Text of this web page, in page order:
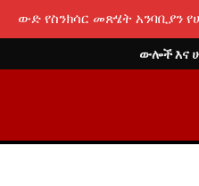
ውድ የስንክሳር መጽሄት አንባቢያን
ውሎች እና